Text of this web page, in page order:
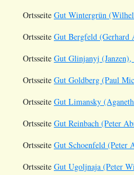
Ortsseite Gut Wintergrün
Ortsseite Gut Bergfeld (Gerhard
Ortsseite Gut Glinjanyj
Ortsseite Gut Goldberg (Paul
Ortsseite Gut Limansky
Ortsseite Gut Reinbach (Peter
Ortsseite Gut Schoenfeld (Peter
Ortsseite Gut Ugoljnaja (Peter